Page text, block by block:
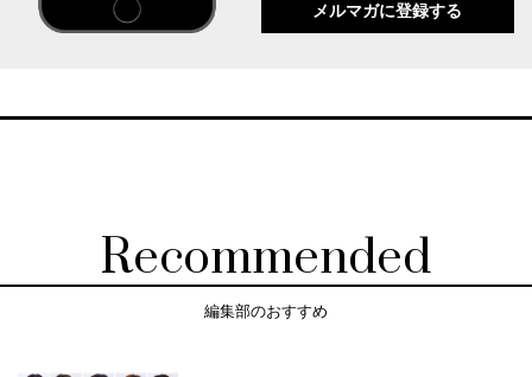
メルマガに登録する
Recommended
編集部のおすすめ